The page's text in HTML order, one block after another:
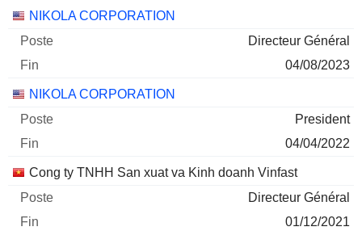
Sociétés Poste Fin
NIKOLA CORPORATION
Directeur Général
04/08/2023
NIKOLA CORPORATION
President
04/04/2022
Cong ty TNHH San xuat va Kinh doanh Vinfast
Directeur Général
01/12/2021